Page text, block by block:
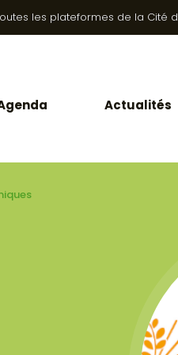
les plateformes de la Cité
Actualités